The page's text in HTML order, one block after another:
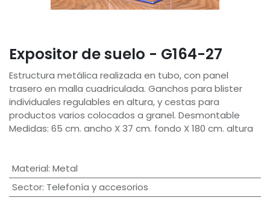
Expositor de suelo - G164-27
Estructura metálica realizada en tubo, con panel
trasero en malla cuadriculada. Ganchos para blister
individuales regulables en altura, y cestas para
productos varios colocados a granel. Desmontable
Medidas: 65 cm. ancho X 37 cm. fondo X 180 cm. altura
Material: Metal
Sector: Telefonía y accesorios